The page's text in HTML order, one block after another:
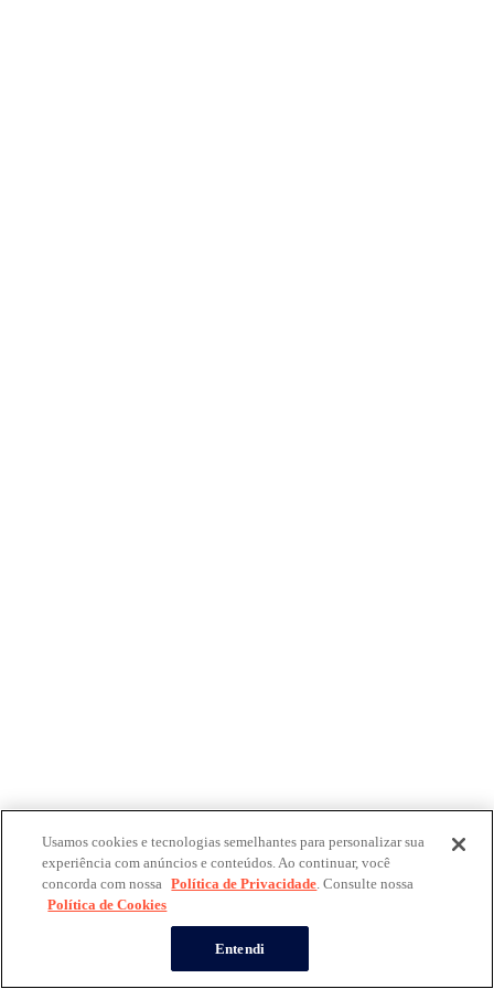
Usamos cookies e tecnologias semelhantes para personalizar sua
experiência com anúncios e conteúdos. Ao continuar, você
concorda com nossa Política de Privacidade. Consulte nossa
Política de Cookies
Entendi